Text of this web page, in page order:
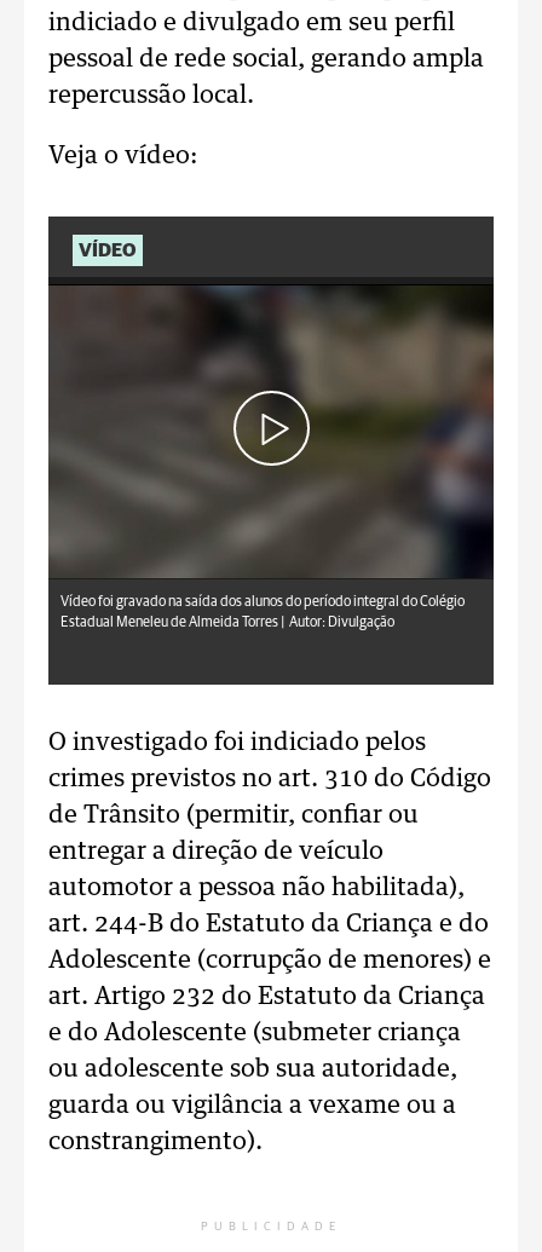
indiciado e divulgado em seu perfil
pessoal de rede social, gerando ampla
repercussão local.
Veja o vídeo:
VÍDEO
Vídeo foi gravado na saída dos alunos do período integral do Colégio
Estadual Meneleu de Almeida Torres |
Autor: Divulgação
O investigado foi indiciado pelos
crimes previstos no art. 310 do Código
de Trânsito (permitir, confiar ou
entregar a direção de veículo
automotor a pessoa não habilitada),
art. 244-B do Estatuto da Criança e do
Adolescente (corrupção de menores) e
art. Artigo 232 do Estatuto da Criança
e do Adolescente (submeter criança
ou adolescente sob sua autoridade,
guarda ou vigilância a vexame ou a
constrangimento).
PUBLICIDADE